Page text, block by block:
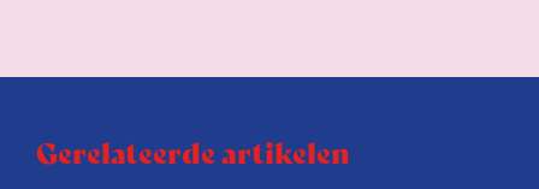
Gerelateerde artikelen